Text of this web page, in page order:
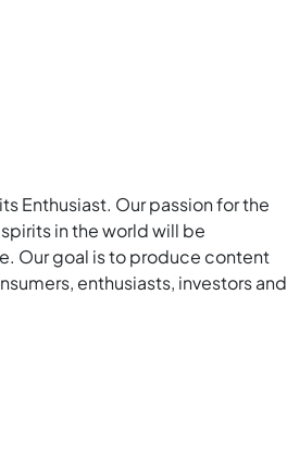
Enthusiast. Our passion for the
in the world will be
Our goal is to produce content
enthusiasts, investors and